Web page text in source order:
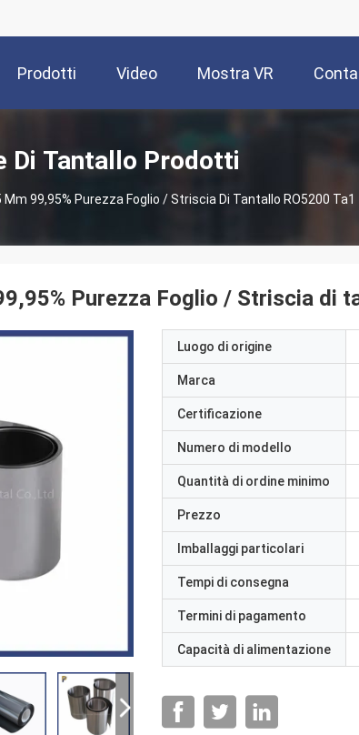
Prodotti Video Mostra VR
Di Tantallo Prodotti
Mm 99,95% Purezza Foglio / Striscia Di Tantallo RO5200 Ta1
Purezza Foglio / Striscia di
Luogo di origine
Marca
Certificazione
Numero di modello
Quantità di ordine minimo
Prezzo
Imballaggi particolari
Tempi di consegna
Termini di pagamento
Capacità di alimentazione